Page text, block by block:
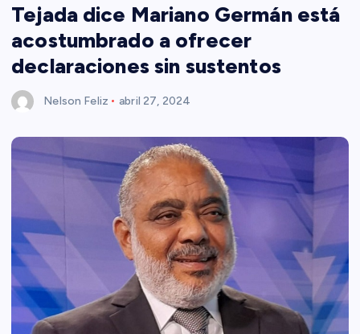
Tejada dice Mariano Germán está
acostumbrado a ofrecer
declaraciones sin sustentos
Nelson Feliz abril 27, 2024